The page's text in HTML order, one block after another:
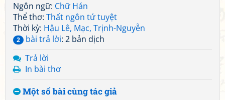
Ngôn ngữ: Chữ Hán
Thể thơ: Thất ngôn tứ tuyệt
Thời kỳ: Hậu Lê, Mạc, Trịnh-Nguyễn
2 bài trả lời: 2 bản dịch
Trả lời
In bài thơ
Một số bài cùng tác giả